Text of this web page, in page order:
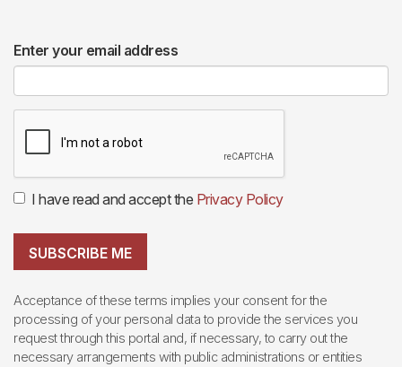
Enter your email address
I have read and accept the Privacy Policy
SUBSCRIBE ME
Acceptance of these terms implies your consent for the
processing of your personal data to provide the services you
request through this portal and, if necessary, to carry out the
necessary arrangements with public administrations or entities